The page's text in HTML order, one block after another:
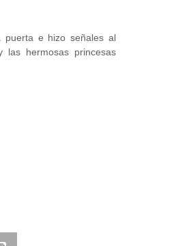
e hizo señales al
las hermosas princesas